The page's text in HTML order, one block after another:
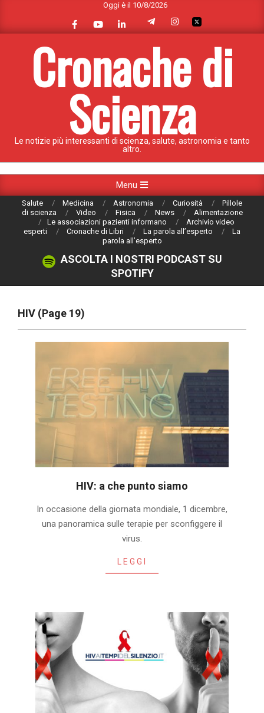
content
Oggi è il 10/8/2026
Cronache di
Scienza
Le notizie più interessanti di scienza, salute, astronomia e tanto
altro.
Navigation
Menu
Salute Medicina Astronomia Curiosità
Pillole
di scienza
Video Fisica News
Alimentazione
Le associazioni pazienti informano
Archivio video
esperti
Cronache di Libri La parola all’esperto
La
parola all’esperto
ASCOLTA I NOSTRI PODCAST SU
SPOTIFY
HIV (Page 19)
HIV: a che punto siamo
12-
01
In occasione della giornata mondiale, 1 dicembre,
una panoramica sulle terapie per sconfiggere il
virus.
LEGGI